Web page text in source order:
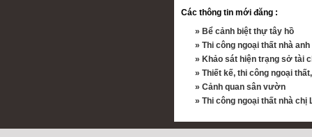
Các thông tin mới đăng :
» Bể cảnh biệt thự tây hồ
» Thi công ngoại thất nhà anh
» Khảo sát hiện trạng sở tài
» Thiết kế, thi công ngoại
» Cảnh quan sân vườn
» Thi công ngoại thất nhà chị